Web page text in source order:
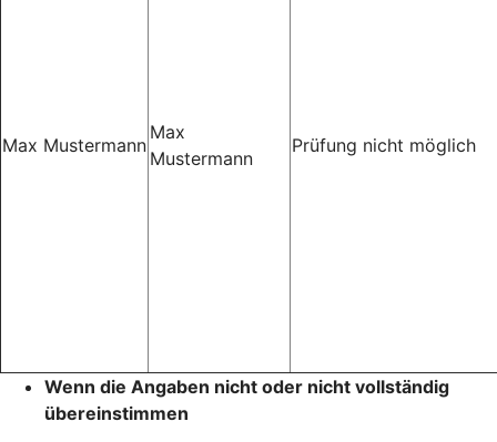
Max Mustermann
Max
Mustermann
Prüfung nicht möglich
Wenn die Angaben nicht oder nicht vollständig
übereinstimmen